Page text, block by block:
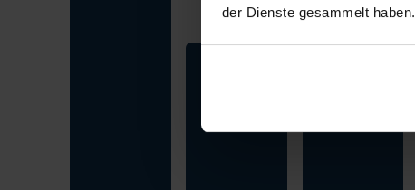
der Dienste gesammelt haben.